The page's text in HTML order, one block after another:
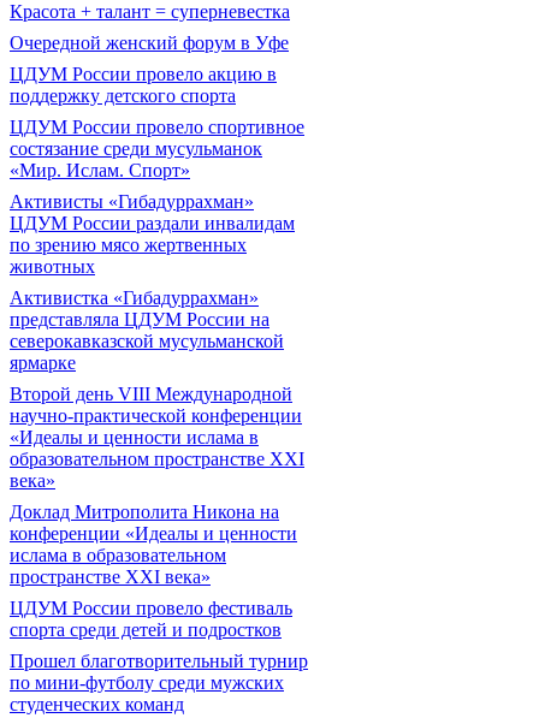
Красота + талант = суперневестка
Очередной женский форум в Уфе
ЦДУМ России провело акцию в
поддержку детского спорта
ЦДУМ России провело спортивное
состязание среди мусульманок
«Мир. Ислам. Спорт»
Активисты «Гибадуррахман»
ЦДУМ России раздали инвалидам
по зрению мясо жертвенных
животных
Активистка «Гибадуррахман»
представляла ЦДУМ России на
северокавказской мусульманской
ярмарке
Второй день VIII Международной
научно-практической конференции
«Идеалы и ценности ислама в
образовательном пространстве XXI
века»
Доклад Митрополита Никона на
конференции «Идеалы и ценности
ислама в образовательном
пространстве XXI века»
ЦДУМ России провело фестиваль
спорта среди детей и подростков
Прошел благотворительный турнир
по мини-футболу среди мужских
студенческих команд